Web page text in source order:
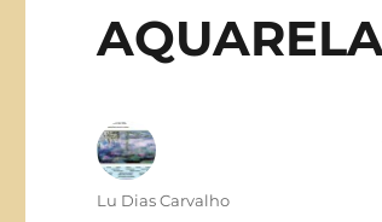
Autor
Lu Dias Carvalho